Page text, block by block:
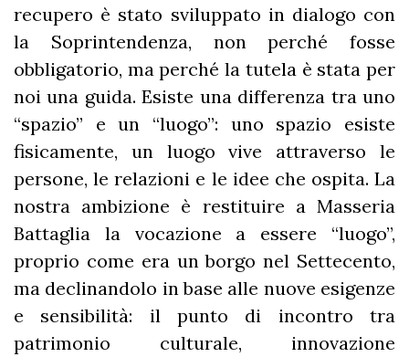
recupero è stato sviluppato in dialogo con
la Soprintendenza, non perché fosse
obbligatorio, ma perché la tutela è stata per
noi una guida. Esiste una differenza tra uno
“spazio” e un “luogo”: uno spazio esiste
fisicamente, un luogo vive attraverso le
persone, le relazioni e le idee che ospita. La
nostra ambizione è restituire a Masseria
Battaglia la vocazione a essere “luogo”,
proprio come era un borgo nel Settecento,
ma declinandolo in base alle nuove esigenze
e sensibilità: il punto di incontro tra
patrimonio culturale, innovazione